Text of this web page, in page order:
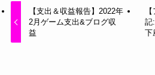
【支出＆収益報告】2022年
2月ゲーム支出&ブログ収
益
記
下